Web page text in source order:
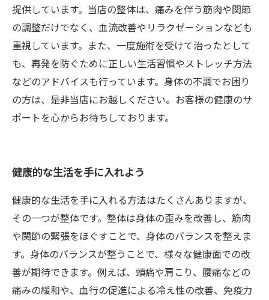
提供しています。当店の整体は、痛みを伴う筋肉や関節
の調整だけでなく、血流改善やリラクゼーションなども
重視しています。また、一度施術を受けて治ったとして
も、再発を防ぐために正しい生活習慣やストレッチ方法
などのアドバイスも行っています。身体の不調でお困り
の方は、是非当店にお越しください。お客様の健康のサ
ポートを心からお待ちしております。
健康的な生活を手に入れよう
健康的な生活を手に入れる方法はたくさんありますが、
その一つが整体です。整体は身体の歪みを改善し、筋肉
や関節の緊張をほぐすことで、身体のバランスを整えま
す。身体のバランスが整うことで、様々な健康面での改
善が期待できます。例えば、頭痛や肩こり、腰痛などの
痛みの緩和や、血行の促進による冷え性の改善、免疫力